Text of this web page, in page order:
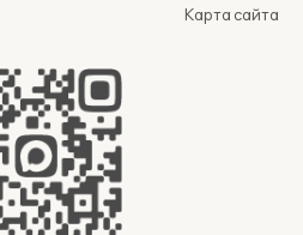
Карта сайта